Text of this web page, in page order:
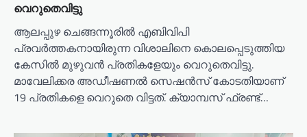
വെറുതെവിട്ടു
ആലപ്പുഴ ചെങ്ങന്നൂരിൽ എബിവിപി
പ്രവർത്തകനായിരുന്ന വിശാലിനെ കൊലപ്പെടുത്തിയ
കേസിൽ മുഴുവൻ പ്രതികളേയും വെറുതെവിട്ടു.
മാവേലിക്കര അഡീഷണൽ സെഷൻസ് കോടതിയാണ്
19 പ്രതികളെ വെറുതെ വിട്ടത്. ക്യാമ്പസ് ഫ്രണ്ട്…